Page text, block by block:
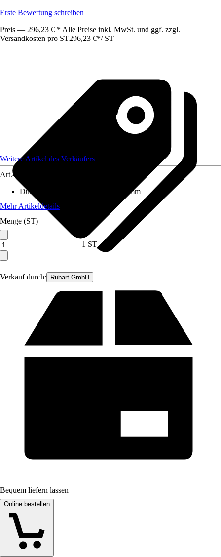
Erste Bewertung schreiben
Preis — 296,23 € * Alle Preise inkl. MwSt. und ggf. zzgl.
Versandkosten pro ST296,23 €*/ ST
Verkauf durch: Rubart GmbH
Weitere Artikel des Verkäufers
Art.-Nr.
Durchmesser (von - bis)
1 mm - 1 mm
Mehr Artikeldetails
Menge (ST)
1 ST
Bequem liefern lassen
Online bestellen